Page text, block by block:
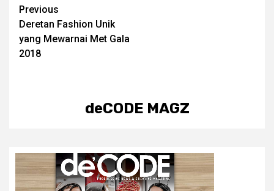
Post
navigation
Previous
Deretan Fashion Unik
yang Mewarnai Met Gala
2018
deCODE MAGZ